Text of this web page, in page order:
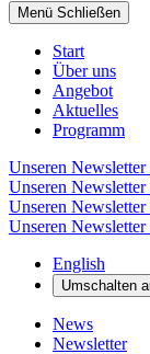
Menü Schließen
Start
Über uns
Angebot
Aktuelles
Programm
Unseren Newsletter
Unseren Newsletter
Unseren Newsletter
Unseren Newsletter
English
Umschalten
News
Newsletter